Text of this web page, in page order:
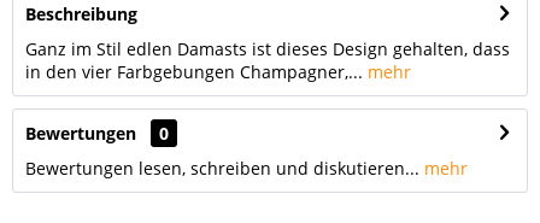
Beschreibung
Ganz im Stil edlen Damasts ist dieses Design gehalten, dass
in den vier Farbgebungen Champagner,... mehr
Bewertungen
0
Bewertungen lesen, schreiben und diskutieren... mehr